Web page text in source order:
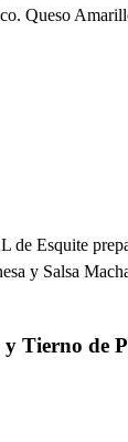
Queso
Esquite
y Salsa
Tierno de